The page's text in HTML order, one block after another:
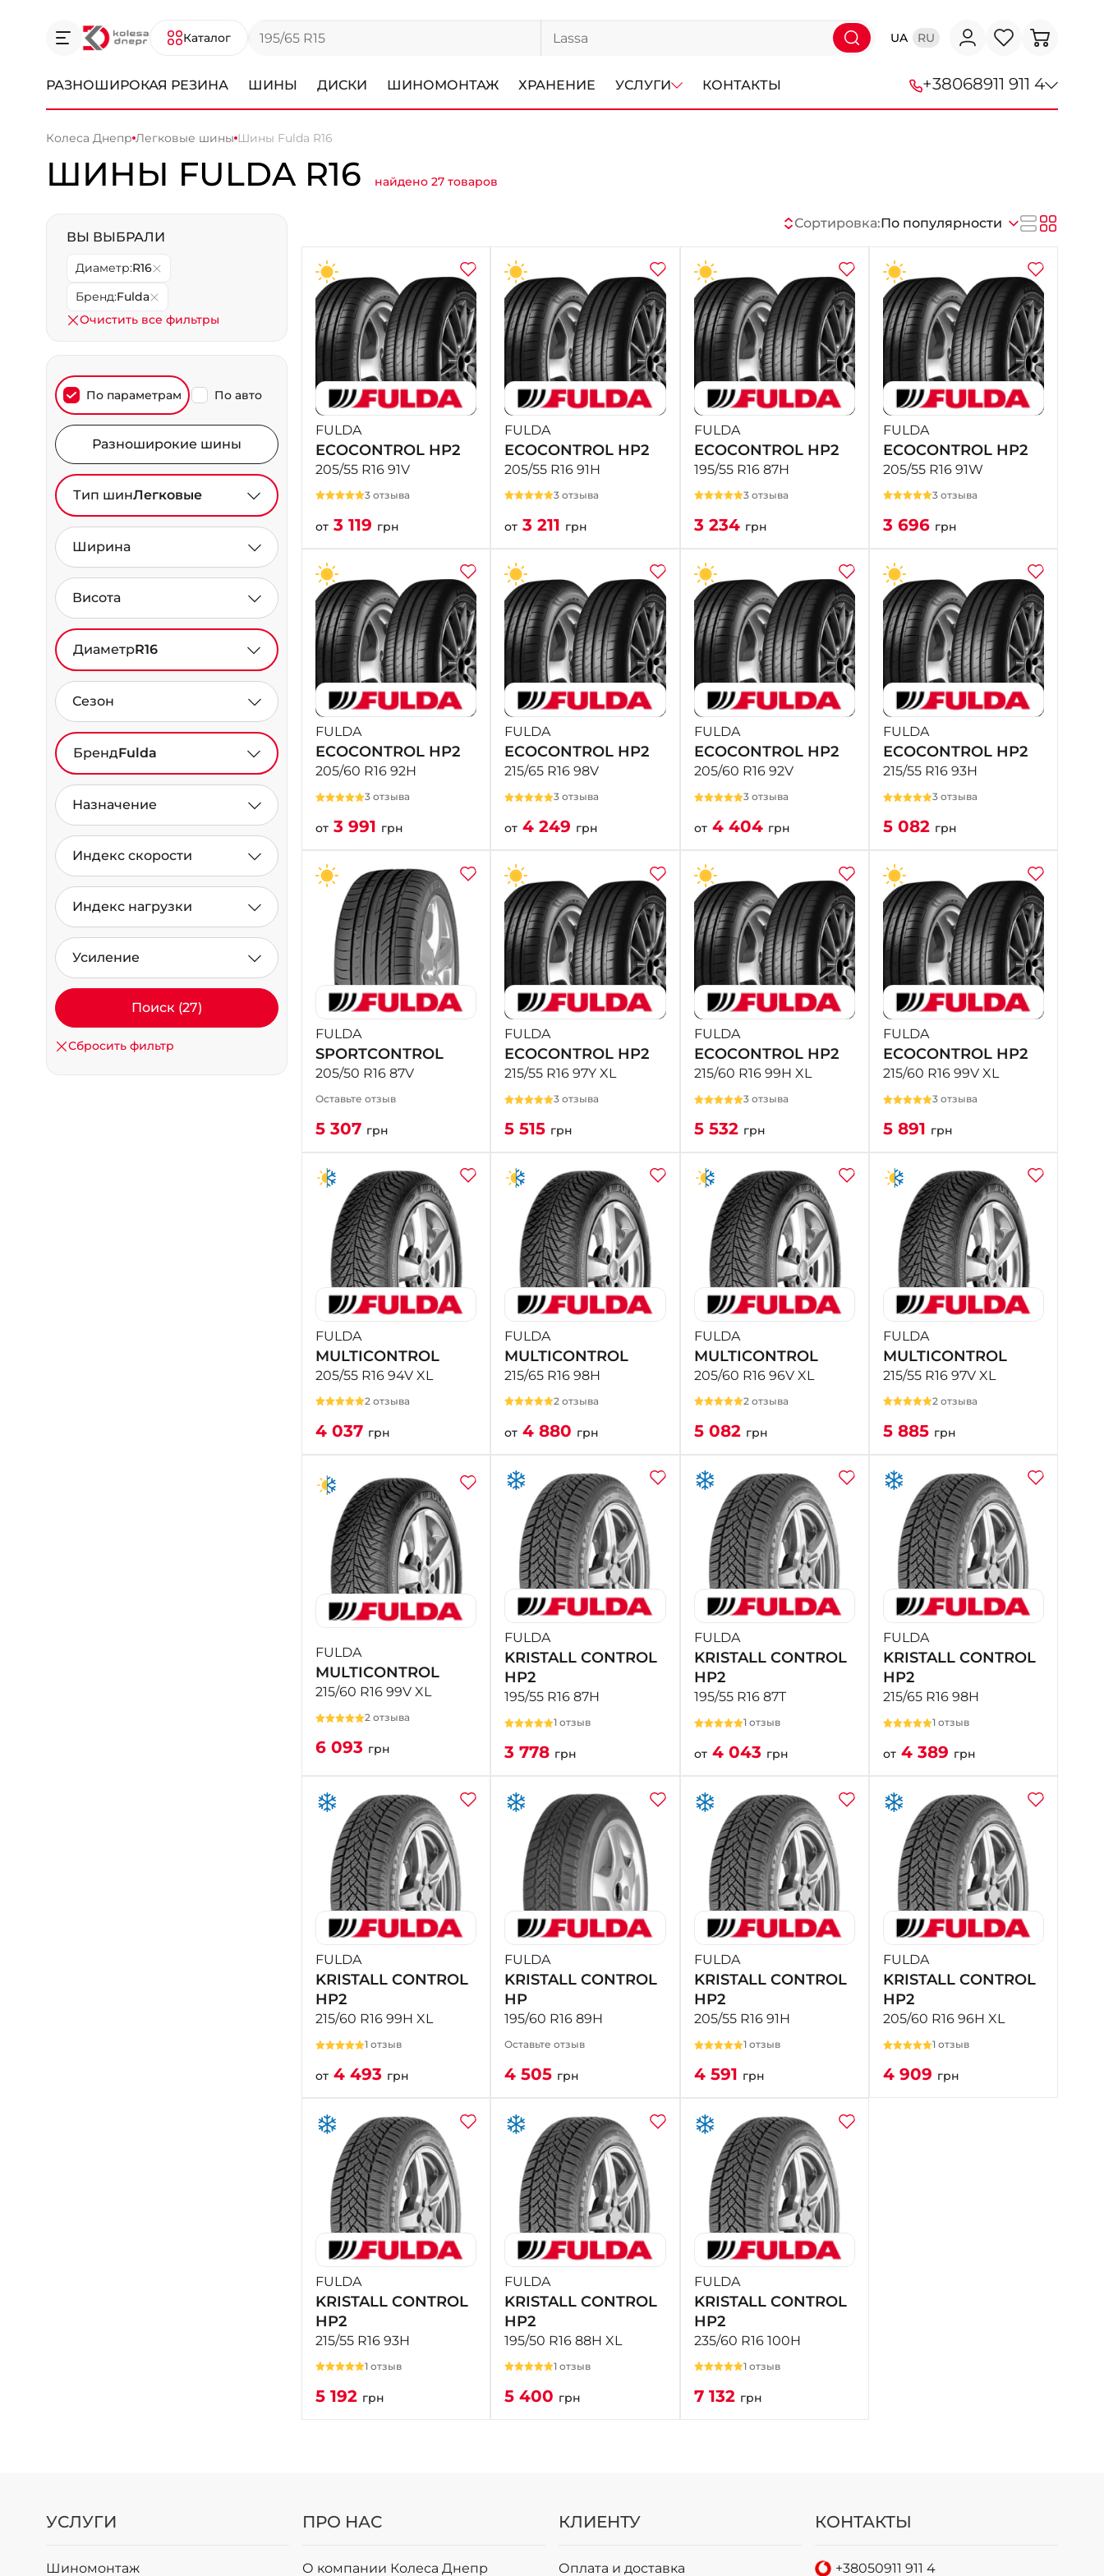
Каталог UA RU
РАЗНОШИРОКАЯ РЕЗИНА ШИНЫ ДИСКИ ШИНОМОНТАЖ ХРАНЕНИЕ УСЛУГИ КОНТАКТЫ +38068911 911 4
+38 (067) 113-44-44
+38 (067) 911-14-14
- на Щепкина
+38 (098) 911-911-0
- на Тополе
+38 (098) 911-911-4
- на Калиновой
- Донецкое шоссе
- Щепкина
+38 (099)-643-33-77
+38 (068)-923-74-19
- Калиновая
Колеса Днепр Легковые шины Шины Fulda R16
ШИНЫ FULDA R16 найдено 27 товаров
ВЫ ВЫБРАЛИ
Диаметр:R16
Бренд:Fulda
Очистить все фильтры
По параметрам По авто
Разноширокие шины
Тип шинЛегковые
Ширина
Висота
ДиаметрR16
Сезон
БрендFulda
Назначение
Индекс скорости
Индекс нагрузки
Усиление
Поиск (27)
Сбросить фильтр
Сортировка:По популярности
FULDA
ECOCONTROL HP2
205/55 R16 91V
3 отзыва
от 3 119 грн
FULDA
ECOCONTROL HP2
205/55 R16 91H
3 отзыва
от 3 211 грн
FULDA
ECOCONTROL HP2
195/55 R16 87H
3 отзыва
3 234 грн
FULDA
ECOCONTROL HP2
205/55 R16 91W
3 отзыва
3 696 грн
FULDA
ECOCONTROL HP2
205/60 R16 92H
3 отзыва
от 3 991 грн
FULDA
ECOCONTROL HP2
215/65 R16 98V
3 отзыва
от 4 249 грн
FULDA
ECOCONTROL HP2
205/60 R16 92V
3 отзыва
от4 404 грн
FULDA
ECOCONTROL HP2
215/55 R16 93H
3 отзыва
5 082 грн
FULDA
SPORTCONTROL
205/50 R16 87V
Оставьте отзыв
5 307 грн
FULDA
ECOCONTROL HP2
215/55 R16 97Y XL
3 отзыва
5 515 грн
FULDA
ECOCONTROL HP2
215/60 R16 99H XL
3 отзыва
5 532 грн
FULDA
ECOCONTROL HP2
215/60 R16 99V XL
3 отзыва
5 891 грн
FULDA
MULTICONTROL
205/55 R16 94V XL
2 отзыва
4 037 грн
FULDA
MULTICONTROL
215/65 R16 98H
2 отзыва
от 4 880 грн
FULDA
MULTICONTROL
205/60 R16 96V XL
2 отзыва
5 082 грн
FULDA
MULTICONTROL
215/55 R16 97V XL
2 отзыва
5 885 грн
FULDA
MULTICONTROL
215/60 R16 99V XL
2 отзыва
6 093 грн
FULDA
KRISTALL CONTROL
HP2
195/55 R16 87H
1 отзыв
3 778 грн
FULDA
KRISTALL CONTROL
HP2
195/55 R16 87T
1 отзыв
от4 043 грн
FULDA
KRISTALL CONTROL
HP2
215/65 R16 98H
1 отзыв
от4 389 грн
FULDA
KRISTALL CONTROL
HP2
215/60 R16 99H XL
1 отзыв
от 4 493 грн
FULDA
KRISTALL CONTROL
HP
195/60 R16 89H
Оставьте отзыв
4 505 грн
FULDA
KRISTALL CONTROL
HP2
205/55 R16 91H
1 отзыв
4 591 грн
FULDA
KRISTALL CONTROL
HP2
205/60 R16 96H XL
1 отзыв
4 909 грн
FULDA
KRISTALL CONTROL
HP2
215/55 R16 93H
1 отзыв
5 192 грн
FULDA
KRISTALL CONTROL
HP2
195/50 R16 88H XL
1 отзыв
5 400 грн
FULDA
KRISTALL CONTROL
HP2
235/60 R16 100H
1 отзыв
7 132 грн
УСЛУГИ
Шиномонтаж
ПРО НАС
О компании Колеса Днепр
КЛИЕНТУ
Оплата и доставка
КОНТАКТЫ
+38050911 911 4